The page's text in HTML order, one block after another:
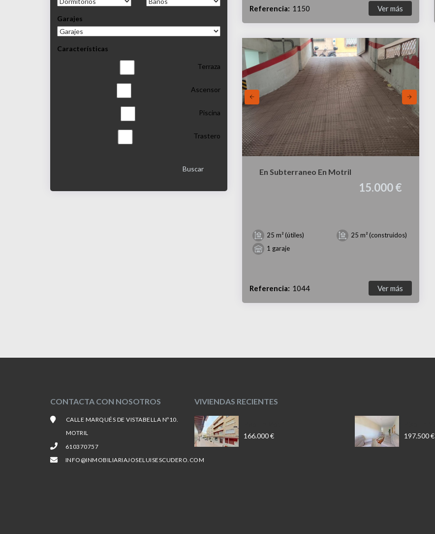
Garajes
Características
Terraza
Ascensor
Piscina
Trastero
Buscar
Referencia: 1150 Ver más
En Subterraneo En Motril
15.000 €
25 m² (útiles)
25 m² (construidos)
1 garaje
Referencia: 1044 Ver más
CONTACTA CON NOSOTROS
CALLE MARQUÉS DE VISTABELLA Nº10.
MOTRIL
610370757
INFO@INMOBILIARIAJOSELUISESCUDERO.COM
VIVIENDAS RECIENTES
166.000 €
197.500 €